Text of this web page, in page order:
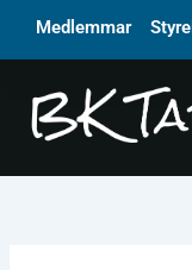
Medlemmar